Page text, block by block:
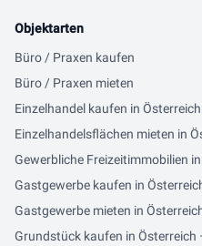
Objektarten
Büro / Praxen kaufen
Büro / Praxen mieten
Einzelhandel kaufen in
Einzelhandelsflächen mieten in
Gewerbliche Freizeitimmobilien
Gastgewerbe kaufen in
Gastgewerbe mieten in
Grundstück kaufen in Österreich